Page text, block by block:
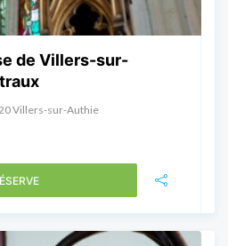
de Villers-sur-
Villers-sur-Authie